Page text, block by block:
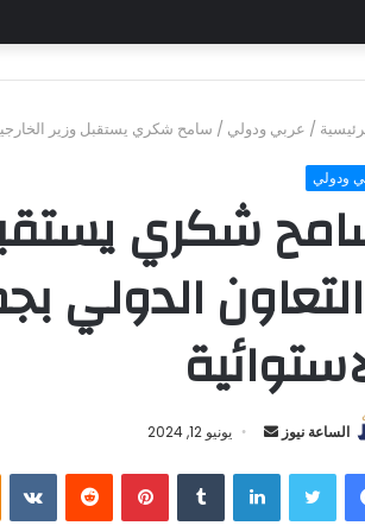
/ عربي ودولي / سامح شكري يستقبل وزير الخارجية
ودولي
شكري
الدولي
الساعة نيوز
أرسل
إلكترونيا
يونيو 12, 2024
فيسبوكتويتر لينكدإن بينتيريست